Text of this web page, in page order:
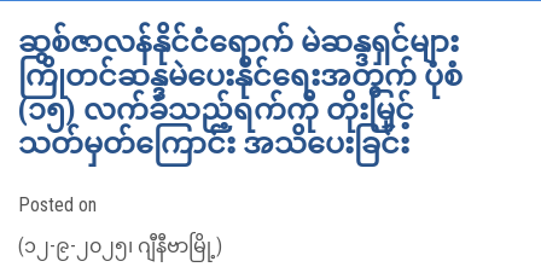
ဆွစ်ဇာလန်နိုင်ငံရောက် မဲဆန္ဒရှင်များ
ကြိုတင်ဆန္ဒမဲပေးနိုင်ရေးအတွက် ပုံစံ
(၁၅) လက်ခံသည့်ရက်ကို တိုးမြှင့်
သတ်မှတ်ကြောင်း အသိပေးခြင်း
Posted on
(၁၂-၉-၂၀၂၅၊ ဂျီနီဗာမြို့)